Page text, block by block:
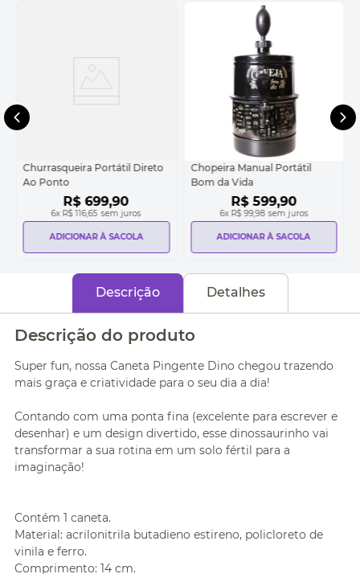
Churrasqueira Portátil Direto
Ao Ponto
R$ 699,90
6x R$ 116,65 sem juros
ADICIONAR À SACOLA
Chopeira Manual Portátil
Bom da Vida
R$ 599,90
6x R$ 99,98 sem juros
ADICIONAR À SACOLA
Descrição Detalhes
Descrição do produto
Super fun, nossa Caneta Pingente Dino chegou trazendo
mais graça e criatividade para o seu dia a dia!
Contando com uma ponta fina (excelente para escrever e
desenhar) e um design divertido, esse dinossaurinho vai
transformar a sua rotina em um solo fértil para a
imaginação!
Contém 1 caneta.
Material: acrilonitrila butadieno estireno, policloreto de
vinila e ferro.
Comprimento: 14 cm.